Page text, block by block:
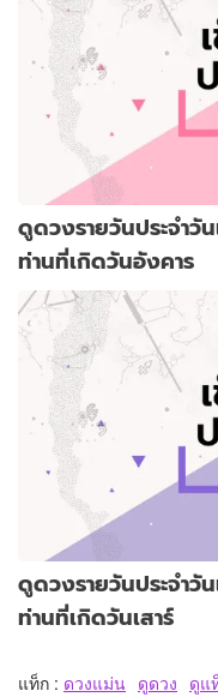
ดูดวงรายวันประจำวั
ท่านที่เกิดวันอังคาร
ดูดวงรายวันประจำวั
ท่านที่เกิดวันเสาร์
แท็ก : ดวงแม่น ดูดวง ดูแ